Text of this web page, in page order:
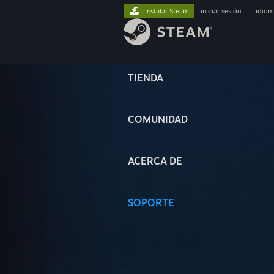
TIENDA
COMUNIDAD
ACERCA DE
SOPORTE
Instalar Steam iniciar sesión